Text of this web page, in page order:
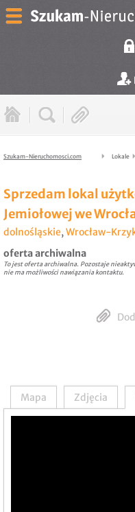
Szukam-Nieruchomosci.com Lokale
Mapa Zdjęcia
Sprzedam lokal
Jemiołowej we
dolnośląskie,Wrocław-
oferta archiwalna
To jest oferta archiwalna. Pozostaje
nie ma możliwości nawiązania kontaktu.